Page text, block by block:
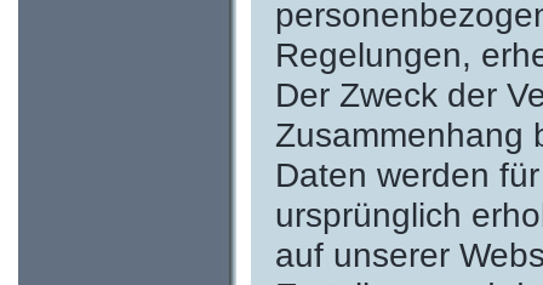
Regelungen,
Der Zweck der
Zusammenhang
Daten werden
ursprünglich
auf unserer